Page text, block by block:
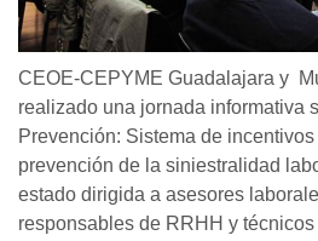
CEOE-CEPYME Guadalajara y
realizado una jornada informativa
Prevención: Sistema de
prevención de la siniestralidad
estado dirigida a asesores
responsables de RRHH y